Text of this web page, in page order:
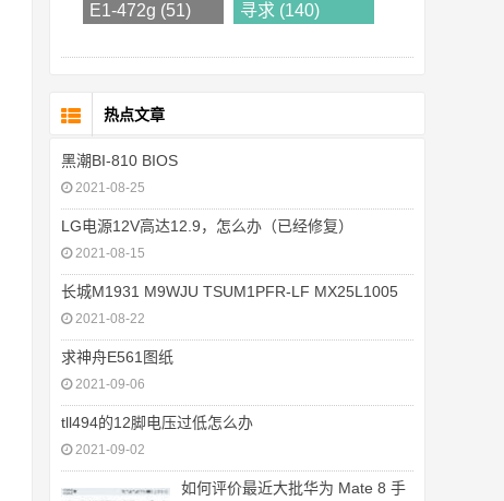
E1-472g (51)
寻求 (140)
热点文章
黑潮BI-810 BIOS
2021-08-25
LG电源12V高达12.9，怎么办（已经修复）
2021-08-15
长城M1931 M9WJU TSUM1PFR-LF MX25L1005
2021-08-22
求神舟E561图纸
2021-09-06
tll494的12脚电压过低怎么办
2021-09-02
如何评价最近大批华为 Mate 8 手